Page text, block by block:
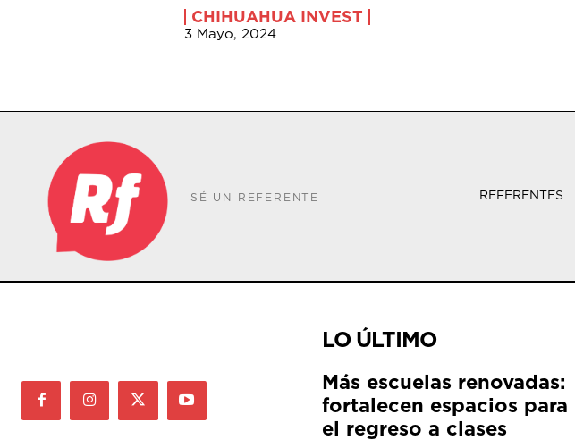
CHIHUAHUA INVEST
3 Mayo, 2024
SÉ UN REFERENTE REFERENTES
LO ÚLTIMO
Más escuelas renovadas:
fortalecen espacios para
el regreso a clases